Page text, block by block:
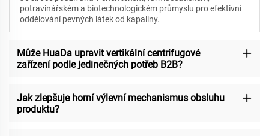
potravinářském a biotechnologickém průmyslu pro efektivní
oddělování pevných látek od kapaliny.
Může HuaDa upravit vertikální centrifugové
zařízení podle jedinečných potřeb B2B?
Jak zlepšuje horní výlevní mechanismus obsluhu
produktu?